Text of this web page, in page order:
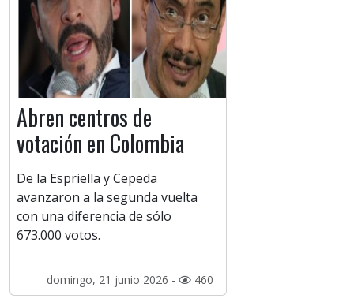
Abren centros de
votación en Colombia
De la Espriella y Cepeda
avanzaron a la segunda vuelta
con una diferencia de sólo
673.000 votos.
domingo, 21 junio 2026 - 460